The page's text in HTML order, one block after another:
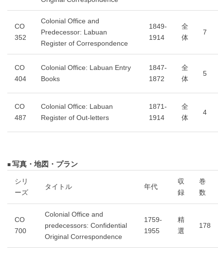
CO
352
Colonial Office and
Predecessor: Labuan
Register of Correspondence
1849-
1914
全
体
7
CO
404
Colonial Office: Labuan Entry
Books
1847-
1872
全
体
5
CO
487
Colonial Office: Labuan
Register of Out-letters
1871-
1914
全
体
4
写真・地図・プラン
シリ
ーズ
タイトル 年代
収
録
巻
数
CO
700
Colonial Office and
predecessors: Confidential
Original Correspondence
1759-
1955
精
選
178